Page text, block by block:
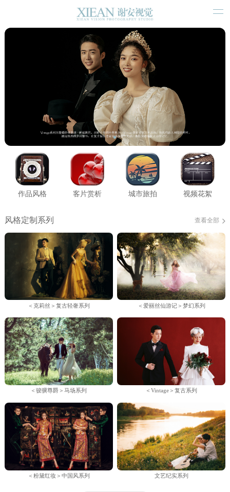
作品风格 客片赏析 城市旅拍 视频花絮
风格定制系列 查看全部
＜克莉丝＞复古轻奢系列 ＜爱丽丝仙游记＞梦幻系列
＜骏骥尊爵＞马场系列 ＜Vintage＞复古系列
＜粉黛红妆＞中国风系列 文艺纪实系列